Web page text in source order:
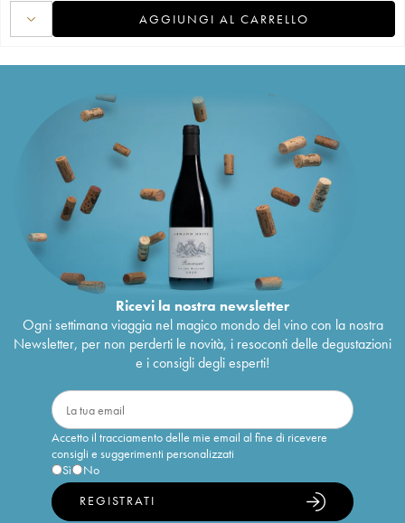
AGGIUNGI AL CARRELLO
Ricevi la nostra newsletter
Ogni settimana viaggia nel magico mondo del vino con la nostra
Newsletter, per non perderti le novità, i resoconti delle degustazioni
e i consigli degli esperti!
Accetto il tracciamento delle mie email al fine di ricevere
consigli e suggerimenti personalizzati
Sì
No
REGISTRATI